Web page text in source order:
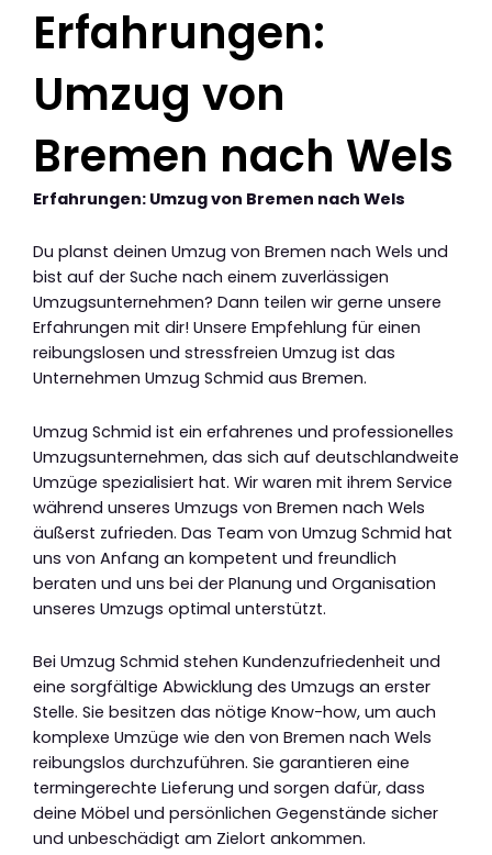
Erfahrungen:
Umzug von
Bremen nach Wels
Erfahrungen: Umzug von Bremen nach Wels
Du planst deinen Umzug von Bremen nach Wels und
bist auf der Suche nach einem zuverlässigen
Umzugsunternehmen? Dann teilen wir gerne unsere
Erfahrungen mit dir! Unsere Empfehlung für einen
reibungslosen und stressfreien Umzug ist das
Unternehmen Umzug Schmid aus Bremen.
Umzug Schmid ist ein erfahrenes und professionelles
Umzugsunternehmen, das sich auf deutschlandweite
Umzüge spezialisiert hat. Wir waren mit ihrem Service
während unseres Umzugs von Bremen nach Wels
äußerst zufrieden. Das Team von Umzug Schmid hat
uns von Anfang an kompetent und freundlich
beraten und uns bei der Planung und Organisation
unseres Umzugs optimal unterstützt.
Bei Umzug Schmid stehen Kundenzufriedenheit und
eine sorgfältige Abwicklung des Umzugs an erster
Stelle. Sie besitzen das nötige Know-how, um auch
komplexe Umzüge wie den von Bremen nach Wels
reibungslos durchzuführen. Sie garantieren eine
termingerechte Lieferung und sorgen dafür, dass
deine Möbel und persönlichen Gegenstände sicher
und unbeschädigt am Zielort ankommen.